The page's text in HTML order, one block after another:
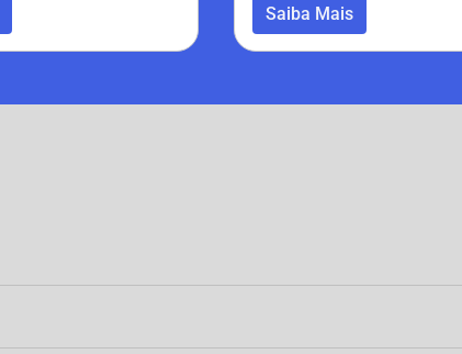
Saiba Mais